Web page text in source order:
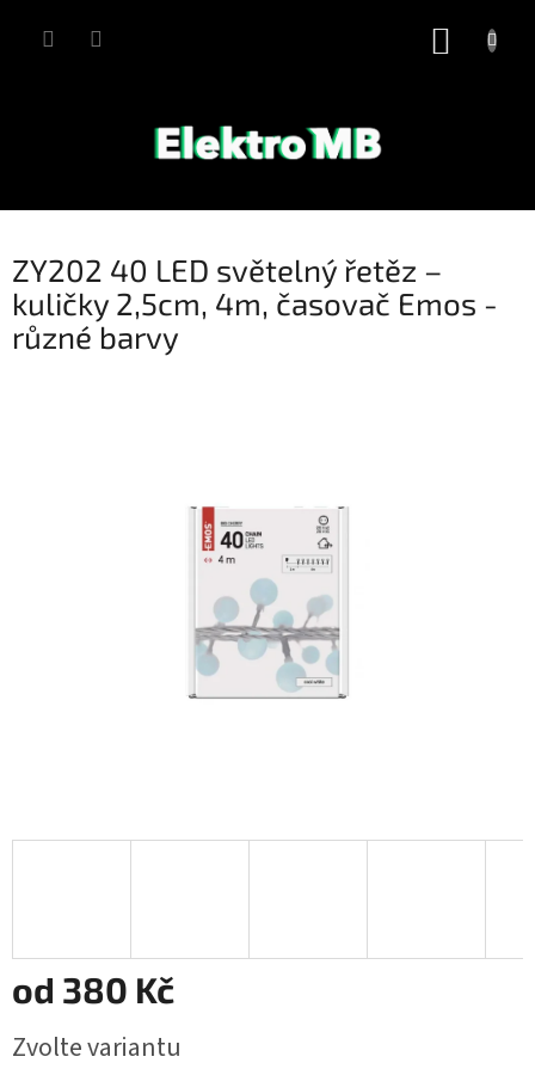
ZY202 40 LED světelný řetěz –
kuličky 2,5cm, 4m, časovač Emos -
různé barvy
od 380 Kč
cena:
Zvolte variantu